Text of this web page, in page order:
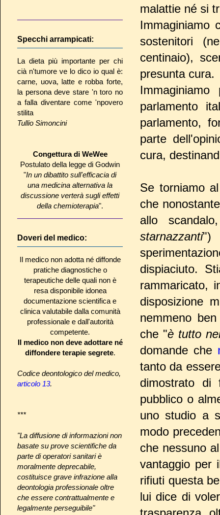
malattie né si
Immaginiamo
sostenitori
centinaio),
presunta cura.
parlamento
parlamento,
parte
cura,
Se torniamo
che
allo
starnazzanti")
dispiaciuto.
rammaricato,
disposizione
nemmeno
che "è tutto
domande che
tanto da
dimostrato di
pubblico o
uno studio a
modo
che nessuno
vantaggio per
rifiuti questa
lui dice di
Specchi arrampicati:
La dieta più importante per chi
cià n'tumore ve lo dico io qual è:
carne, uova, latte e robba forte,
la persona deve stare 'n toro no
a falla diventare come 'npovero
stilita
Tullio Simoncini
Congettura di WeWee
Postulato della legge di Godwin
"In un dibattito sull'efficacia di
una medicina alternativa la
discussione verterà sugli effetti
della chemioterapia".
Doveri del medico:
Il medico non adotta né diffonde
pratiche diagnostiche o
terapeutiche delle quali non è
resa disponibile idonea
documentazione scientifica e
clinica valutabile dalla comunità
professionale e dall'autorità
competente.
Il medico non deve adottare né
diffondere terapie segrete.
Codice deontologico del medico,
articolo 13.
***
"La diffusione di informazioni non
basate su prove scientifiche da
parte di operatori sanitari è
moralmente deprecabile,
costituisce grave infrazione alla
deontologia professionale oltre
che essere contrattualmente e
legalmente perseguibile"